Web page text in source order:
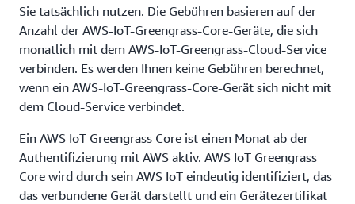
Sie tatsächlich nutzen. Die Gebühren basieren auf der
Anzahl der AWS-IoT-Greengrass-Core-Geräte, die sich
monatlich mit dem AWS-IoT-Greengrass-Cloud-Service
verbinden. Es werden Ihnen keine Gebühren berechnet,
wenn ein AWS-IoT-Greengrass-Core-Gerät sich nicht mit
dem Cloud-Service verbindet.
Ein AWS IoT Greengrass Core ist einen Monat ab der
Authentifizierung mit AWS aktiv. AWS IoT Greengrass
Core wird durch sein AWS IoT eindeutig identifiziert, das
das verbundene Gerät darstellt und ein Gerätezertifikat